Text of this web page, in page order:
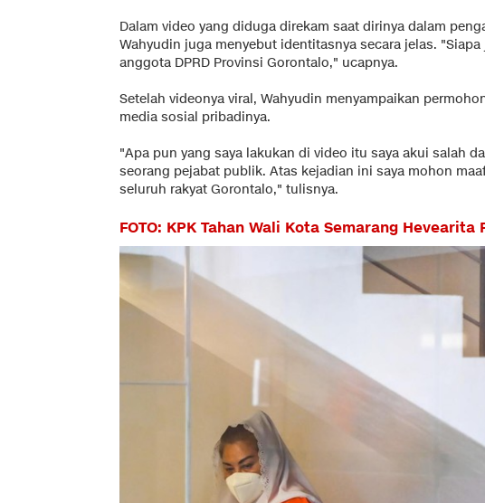
Dalam video yang diduga direkam saat dirinya dalam
Wahyudin juga menyebut identitasnya secara jelas.
anggota DPRD Provinsi Gorontalo," ucapnya.
Setelah videonya viral, Wahyudin menyampaikan
media sosial pribadinya.
"Apa pun yang saya lakukan di video itu saya akui salah
seorang pejabat publik. Atas kejadian ini saya mohon
seluruh rakyat Gorontalo," tulisnya.
FOTO: KPK Tahan Wali Kota Semarang Hevearita